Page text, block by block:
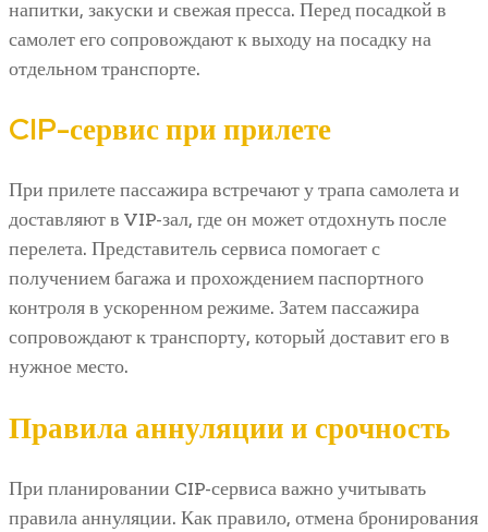
напитки, закуски и свежая пресса. Перед посадкой в
самолет его сопровождают к выходу на посадку на
отдельном транспорте.
CIP-сервис при прилете
При прилете пассажира встречают у трапа самолета и
доставляют в VIP-зал, где он может отдохнуть после
перелета. Представитель сервиса помогает с
получением багажа и прохождением паспортного
контроля в ускоренном режиме. Затем пассажира
сопровождают к транспорту, который доставит его в
нужное место.
Правила аннуляции и срочность
При планировании CIP-сервиса важно учитывать
правила аннуляции. Как правило, отмена бронирования